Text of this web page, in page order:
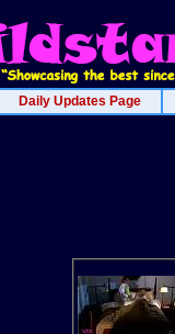
Daily Updates Page